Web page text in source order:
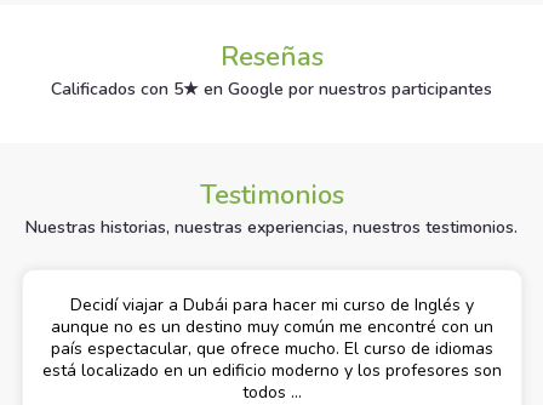
Reseñas
Calificados con 5★ en Google por nuestros participantes
Testimonios
Nuestras historias, nuestras experiencias, nuestros testimonios.
Decidí viajar a Dubái para hacer mi curso de Inglés y
aunque no es un destino muy común me encontré con un
país espectacular, que ofrece mucho. El curso de idiomas
está localizado en un edificio moderno y los profesores son
todos ...